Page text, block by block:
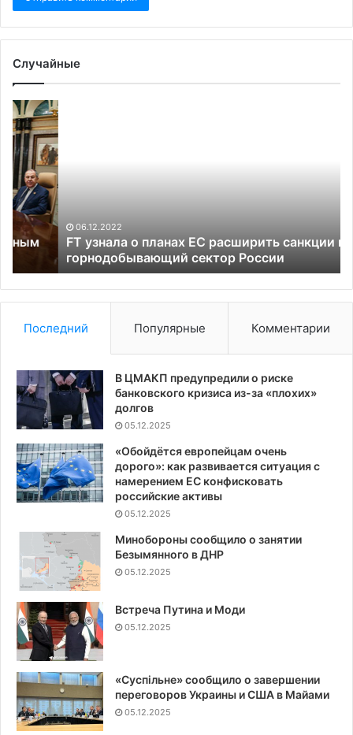
Случайные
FT
узнала
о
планах
ЕС
расширить
санкции
на
горнодобывающий
России
06.12.2022
FT узнала о планах ЕС расширить санкции на
горнодобывающий сектор России
Последний Популярные Комментарии
В ЦМАКП предупредили о риске
банковского кризиса из-за «плохих»
долгов
05.12.2025
«Обойдётся европейцам очень
дорого»: как развивается ситуация с
намерением ЕС конфисковать
российские активы
05.12.2025
Минобороны сообщило о занятии
Безымянного в ДНР
05.12.2025
Встреча Путина и Моди
05.12.2025
«Суспiльне» сообщило о завершении
переговоров Украины и США в Майами
05.12.2025